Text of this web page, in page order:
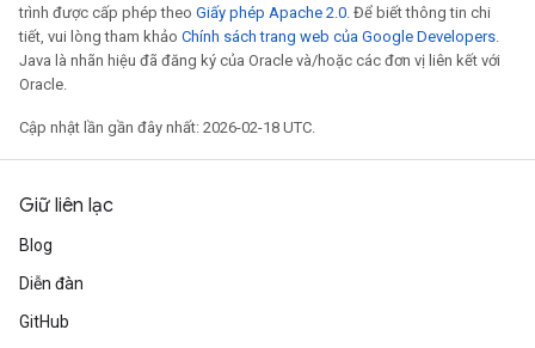
trình được cấp phép theo Giấy phép Apache 2.0. Để biết thông tin chi
tiết, vui lòng tham khảo Chính sách trang web của Google Developers.
Java là nhãn hiệu đã đăng ký của Oracle và/hoặc các đơn vị liên kết với
Oracle.
Cập nhật lần gần đây nhất: 2026-02-18 UTC.
Giữ liên lạc
Blog
Diễn đàn
GitHub